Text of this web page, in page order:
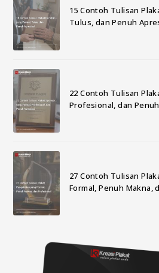
15 Contoh Tulisan
Tulus, dan Penuh
22 Contoh Tulisan
Profesional, dan
27 Contoh Tulisan
Formal, Penuh Makna,